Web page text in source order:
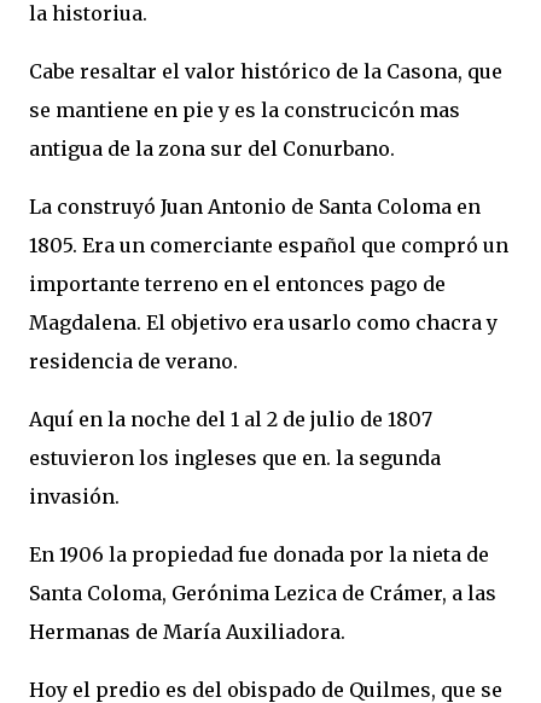
la historiua.
Cabe resaltar el valor histórico de la Casona, que
se mantiene en pie y es la construcicón mas
antigua de la zona sur del Conurbano.
La construyó Juan Antonio de Santa Coloma en
1805. Era un comerciante español que compró un
importante terreno en el entonces pago de
Magdalena. El objetivo era usarlo como chacra y
residencia de verano.
Aquí en la noche del 1 al 2 de julio de 1807
estuvieron los ingleses que en. la segunda
invasión.
En 1906 la propiedad fue donada por la nieta de
Santa Coloma, Gerónima Lezica de Crámer, a las
Hermanas de María Auxiliadora.
Hoy el predio es del obispado de Quilmes, que se